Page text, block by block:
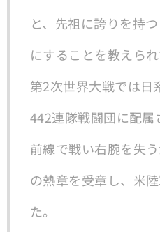
と、先祖に誇りを持
にすることを教えられ
第2次世界大戦では日
442連隊戦闘団に配
前線で戦い右腕を失
の熱章を受章し、米
た。